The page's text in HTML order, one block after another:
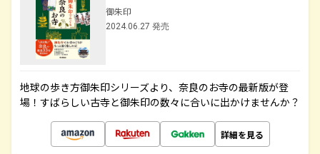
御朱印
2024.06.27 発売
地球の歩き方御朱印シリーズより、奈良のお寺の最新版が登
場！すばらしい古寺と御朱印の数々に合いに出かけませんか？
詳細を見る